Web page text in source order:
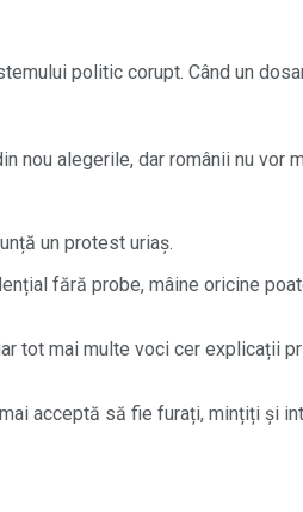
politic corupt. Când un
alegerile, dar românii nu vor
un protest uriaș.
fără probe, mâine oricine
tot mai multe voci cer explicații
acceptă să fie furați, mințiți și